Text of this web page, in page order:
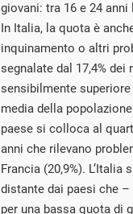
giovani: tra 16 e 24
In Italia, la quota è
inquinamento o altri
segnalate dal 17,4% dei
sensibilmente
media della
paese si colloca al
anni che rilevano
Francia (20,9%).
distante dai paesi che
per una bassa quota di